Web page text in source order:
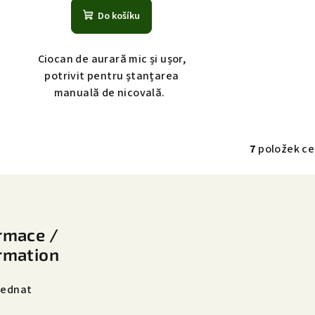
Do košíku
Ciocan de aurară mic și ușor,
potrivit pentru ștanțarea
manuală de nicovală.
O
7 položek
/